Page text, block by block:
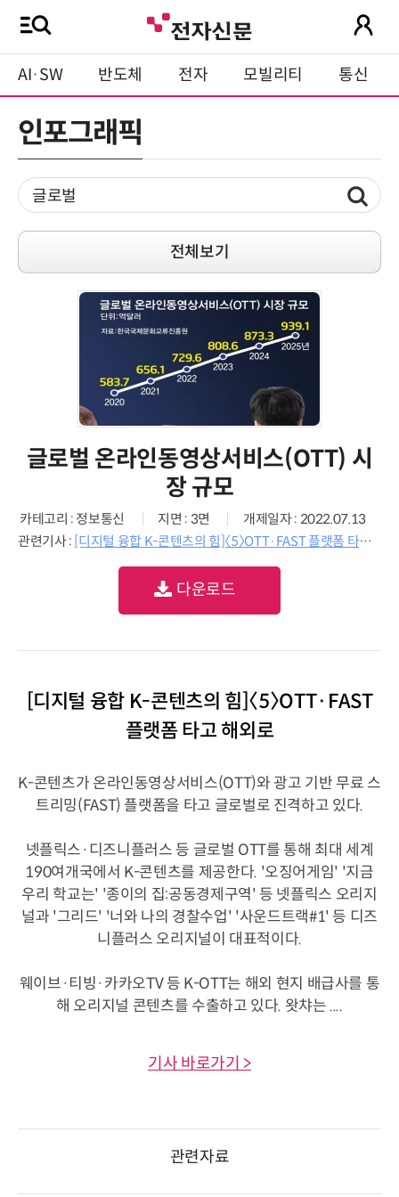
AI·SW 반도체 전자 모빌리티 통신
인포그래픽
전체보기
글로벌 온라인동영상서비스(OTT) 시
장 규모
카테고리 : 정보통신 지면 : 3면
개제일자 : 2022.07.13
관련기사 : [디지털 융합 K-콘텐츠의 힘]〈5〉OTT·FAST 플랫폼 타고 해외로
다운로드
[디지털 융합 K-콘텐츠의 힘]〈5〉OTT·FAST
플랫폼 타고 해외로
K-콘텐츠가 온라인동영상서비스(OTT)와 광고 기반 무료 스
트리밍(FAST) 플랫폼을 타고 글로벌로 진격하고 있다.
넷플릭스·디즈니플러스 등 글로벌 OTT를 통해 최대 세계
190여개국에서 K-콘텐츠를 제공한다. '오징어게임' '지금
우리 학교는' '종이의 집:공동경제구역' 등 넷플릭스 오리지
널과 '그리드' '너와 나의 경찰수업' '사운드트랙#1' 등 디즈
니플러스 오리지널이 대표적이다.
웨이브·티빙·카카오TV 등 K-OTT는 해외 현지 배급사를 통
해 오리지널 콘텐츠를 수출하고 있다. 왓챠는 ....
기사 바로가기 >
관련자료